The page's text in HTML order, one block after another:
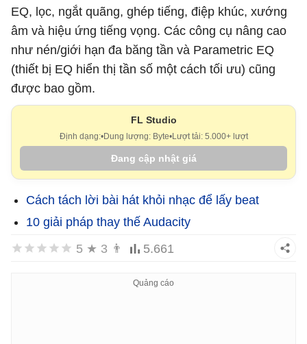
EQ, lọc, ngắt quãng, ghép tiếng, điệp khúc, xướng
âm và hiệu ứng tiếng vọng. Các công cụ nâng cao
như nén/giới hạn đa băng tần và Parametric EQ
(thiết bị EQ hiển thị tần số một cách tối ưu) cũng
được bao gồm.
FL Studio
Định dạng:•Dung lượng: Byte•Lượt tải: 5.000+ lượt
Đang cập nhật giá
Cách tách lời bài hát khỏi nhạc để lấy beat
10 giải pháp thay thế Audacity
5 ★ 3 👨 5.661